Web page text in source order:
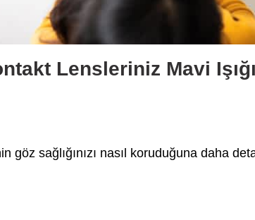
Lensleriniz Mavi Işığı
sağlığınızı nasıl koruduğuna daha